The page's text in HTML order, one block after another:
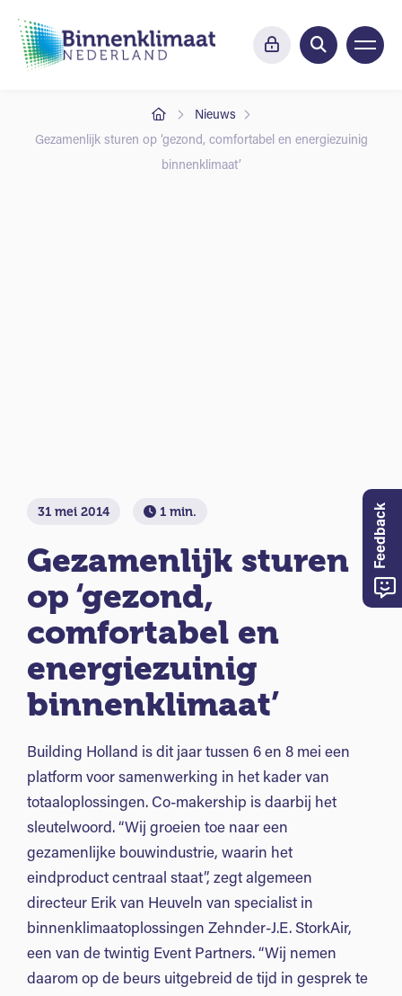
Nieuws
Gezamenlijk sturen op ‘gezond, comfortabel en energiezuinig
binnenklimaat’
31 mei 2014 1 min.
Gezamenlijk sturen
op ‘gezond,
comfortabel en
energiezuinig
binnenklimaat’
Building Holland is dit jaar tussen 6 en 8 mei een
platform voor samenwerking in het kader van
totaaloplossingen. Co-makership is daarbij het
sleutelwoord. “Wij groeien toe naar een
gezamenlijke bouwindustrie, waarin het
eindproduct centraal staat”, zegt algemeen
directeur Erik van Heuveln van specialist in
binnenklimaatoplossingen Zehnder-J.E. StorkAir,
een van de twintig Event Partners. “Wij nemen
daarom op de beurs uitgebreid de tijd in gesprek te
Feedback